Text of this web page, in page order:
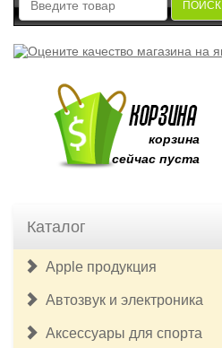
ПОИСК
корзина
сейчас пуста
Каталог
Apple продукция
Автозвук и электроника
Аксессуары для спорта